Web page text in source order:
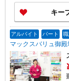
キー
アルバイト パート
マックスバリュ御